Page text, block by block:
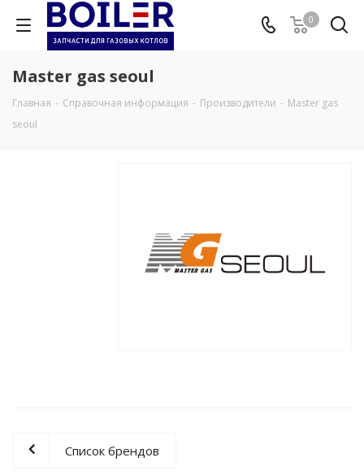
0
Master gas seoul
Главная - Справочная информация - Производители - Master gas
seoul
Список брендов